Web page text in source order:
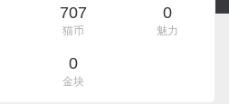
707
猫币
0
魅力
0
金块